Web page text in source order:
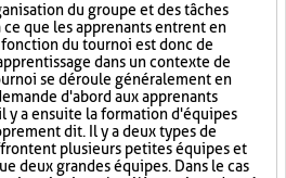
du groupe et des tâches
que les apprenants entrent en
du tournoi est donc de
dans un contexte de
se déroule généralement en
d'abord aux apprenants
y a ensuite la formation d'équipes
dit. Il y a deux types de
plusieurs petites équipes et
deux grandes équipes. Dans le cas